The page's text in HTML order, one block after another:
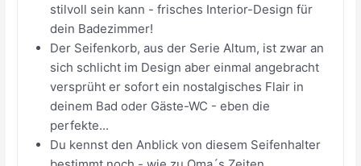
stilvoll sein kann - frisches Interior-Design für
dein Badezimmer!
Der Seifenkorb, aus der Serie Altum, ist zwar an
sich schlicht im Design aber einmal angebracht
versprüht er sofort ein nostalgisches Flair in
deinem Bad oder Gäste-WC - eben die
perfekte...
Du kennst den Anblick von diesem Seifenhalter